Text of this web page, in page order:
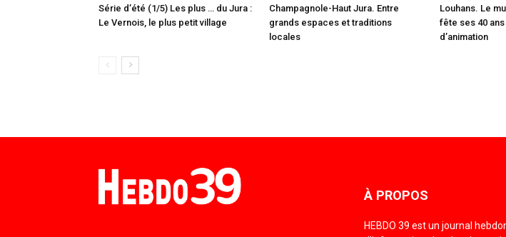
Série d’été (1/5) Les plus … du Jura :
Le Vernois, le plus petit village
Champagnole-Haut Jura. Entre
grands espaces et traditions
locales
Louhans. Le
fête ses 40
d’animation